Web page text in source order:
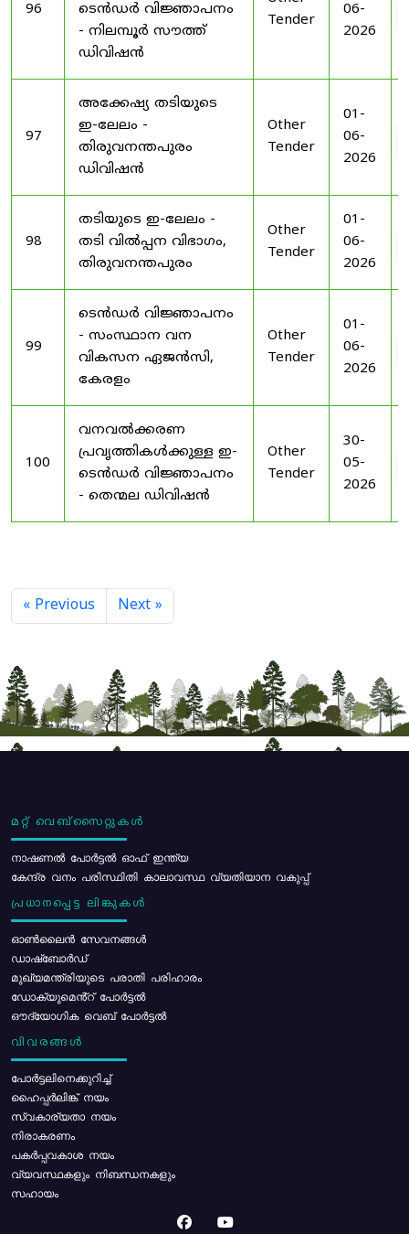
96
ടെൻഡർ വിജ്ഞാപനം
- നിലമ്പൂർ സൗത്ത്
ഡിവിഷൻ
Tender
06-
2026
97
അക്കേഷ്യ തടിയുടെ
ഇ-ലേലം -
തിരുവനന്തപുരം
ഡിവിഷൻ
Other
Tender
01-
06-
2026
98
തടിയുടെ ഇ-ലേലം -
തടി വിൽപ്പന വിഭാഗം,
തിരുവനന്തപുരം
Other
Tender
01-
06-
2026
99
ടെൻഡർ വിജ്ഞാപനം
- സംസ്ഥാന വന
വികസന ഏജൻസി,
കേരളം
Other
Tender
01-
06-
2026
100
വനവൽക്കരണ
പ്രവൃത്തികൾക്കുള്ള ഇ-
ടെൻഡർ വിജ്ഞാപനം
- തെന്മല ഡിവിഷൻ
Other
Tender
30-
05-
2026
« Previous Next »
മറ്റ് വെബ്സൈറ്റുകൾ
നാഷണൽ പോർട്ടൽ ഓഫ് ഇന്ത്യ
കേന്ദ്ര വനം പരിസ്ഥിതി കാലാവസ്ഥ വ്യതിയാന വകുപ്പ്
പ്രധാനപ്പെട്ട ലിങ്കുകൾ
ഓൺലൈൻ സേവനങ്ങൾ
ഡാഷ്ബോർഡ്
മുഖ്യമന്ത്രിയുടെ പരാതി പരിഹാരം
ഡോക്യുമെൻ്റ് പോർട്ടൽ
ഔദ്യോഗിക വെബ് പോർട്ടൽ
വിവരങ്ങൾ
പോര്‍ട്ടലിനെക്കുറിച്ച്
ഹൈപ്പർലിങ്ക് നയം
സ്വകാര്യതാ നയം
നിരാകരണം
പകർപ്പവകാശ നയം
വ്യവസ്ഥകളും നിബന്ധനകളും
സഹായം